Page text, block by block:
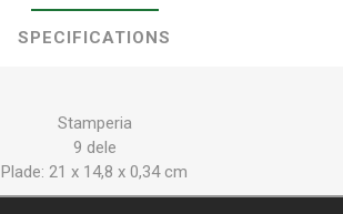
SPECIFICATIONS
Stamperia
9 dele
Plade: 21 x 14,8 x 0,34 cm